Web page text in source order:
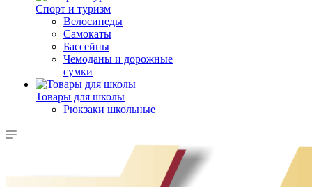
Спорт и туризм
Велосипеды
Самокаты
Бассейны
Чемоданы и дорожные
сумки
Товары для школы
Рюкзаки школьные